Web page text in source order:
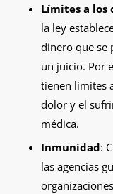
Límites a los
la ley
dinero que se
un juicio. Por
tienen límites
dolor y el
médica.
Inmunidad:
las agencias